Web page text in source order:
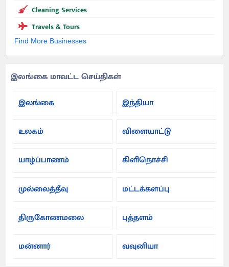
Cleaning Services
Travels & Tours
Find More Businesses
இலங்கை மாவட்ட செய்திகள்
இலங்கை
இந்தியா
உலகம் விளையாட்டு
யாழ்ப்பாணம் கிளிநொச்சி
முல்லைத்தீவு மட்டக்களப்பு
திருகோணமலை புத்தளம்
மன்னார் வவுனியா